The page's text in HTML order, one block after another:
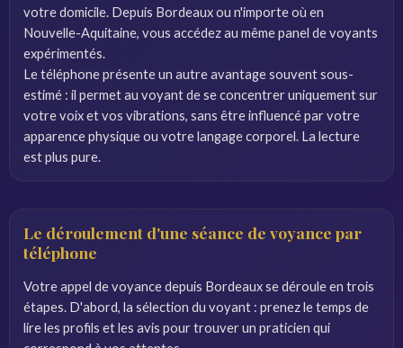
votre domicile. Depuis Bordeaux ou n'importe où en
Nouvelle-Aquitaine, vous accédez au même panel de voyants
expérimentés.
Le téléphone présente un autre avantage souvent sous-
estimé : il permet au voyant de se concentrer uniquement sur
votre voix et vos vibrations, sans être influencé par votre
apparence physique ou votre langage corporel. La lecture
est plus pure.
Le déroulement d'une séance de voyance par
téléphone
Votre appel de voyance depuis Bordeaux se déroule en trois
étapes. D'abord, la sélection du voyant : prenez le temps de
lire les profils et les avis pour trouver un praticien qui